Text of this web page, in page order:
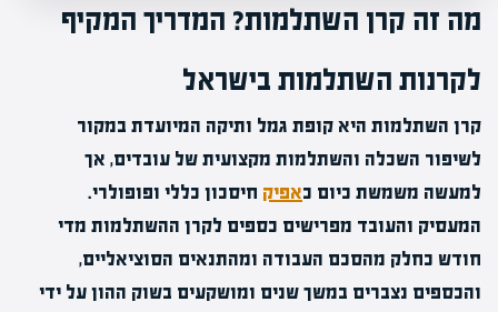
מה זה קרן השתלמות? המדריך המקיף
לקרנות השתלמות בישראל
קרן השתלמות היא קופת גמל ותיקה המיועדת במקור
לשיפור השכלה והשתלמות מקצועית של עובדים, אך
למעשה משמשת כיום כאפיק חיסכון כללי ופופולרי.
המעסיק והעובד מפרישים כספים לקרן ההשתלמות מדי
חודש כחלק מהסכם העבודה ומהתנאים הסוציאליים,
והכספים נצברים במשך שנים ומושקעים בשוק ההון על ידי